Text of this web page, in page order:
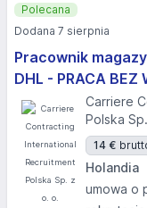
Pracownik
DHL - PRACA BEZ
Carriere
Polska
14 €
Holandia
umowa o
Polecana
Dodana 7 sierpnia